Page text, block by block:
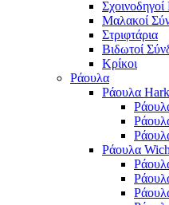
Μαλακοί
Στριφτάρια
Βιδωτοί
Κρίκοι
Ράουλα
Ράουλα
Ράουλα